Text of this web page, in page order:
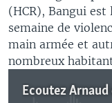
(HCR), Bangui
semaine de
main armée et
nombreux